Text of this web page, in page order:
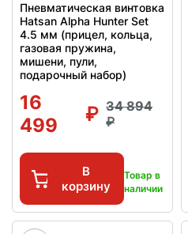
Пневматическая винтовка
Hatsan Alpha Hunter Set
4.5 мм (прицел, кольца,
газовая пружина,
мишени, пули,
подарочный набор)
16
499
34 894
В
корзину
Товар в
наличии